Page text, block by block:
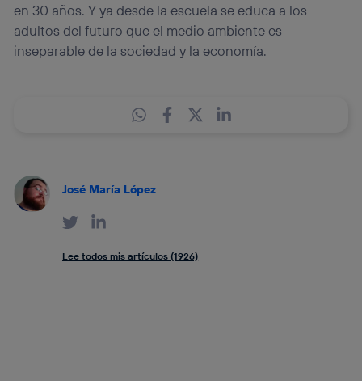
en 30 años. Y ya desde la escuela se educa a los
adultos del futuro que el medio ambiente es
inseparable de la sociedad y la economía.
José María López
Lee todos mis artículos (1926)